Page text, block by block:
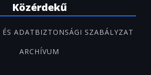
Közérdekű
ADATBIZTONSÁGI SZABÁLYZAT
ARCHÍVUM